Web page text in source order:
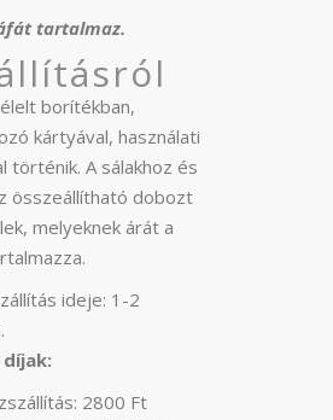
tartalmaz.
borítékban,
kártyával, használati
történik. A sálakhoz és
összeállítható dobozt
melyeknek árát a
ideje: 1-2
2800 Ft